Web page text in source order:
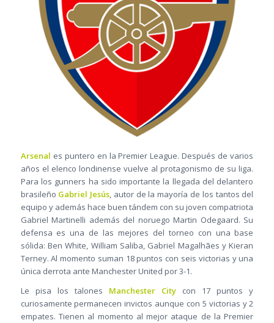
Arsenal es puntero en la Premier League. Después de varios
años el elenco londinense vuelve al protagonismo de su liga.
Para los gunners ha sido importante la llegada del delantero
brasileño Gabriel Jesús, autor de la mayoría de los tantos del
equipo y además hace buen tándem con su joven compatriota
Gabriel Martinelli además del noruego Martin Odegaard. Su
defensa es una de las mejores del torneo con una base
sólida: Ben White, William Saliba, Gabriel Magalhães y Kieran
Terney. Al momento suman 18 puntos con seis victorias y una
única derrota ante Manchester United por 3-1.
Le pisa los talones Manchester City con 17 puntos y
curiosamente permanecen invictos aunque con 5 victorias y 2
empates. Tienen al momento al mejor ataque de la Premier